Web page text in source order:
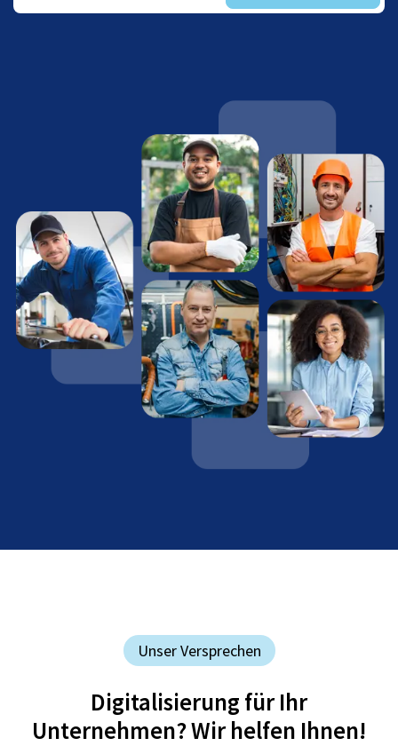
Unser Versprechen
Digitalisierung für Ihr
Unternehmen? Wir helfen Ihnen!